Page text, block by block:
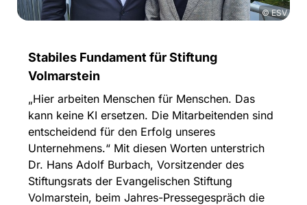
© ESV
Stabiles Fundament für Stiftung
Volmarstein
„Hier arbeiten Menschen für Menschen. Das
kann keine KI ersetzen. Die Mitarbeitenden sind
entscheidend für den Erfolg unseres
Unternehmens.“ Mit diesen Worten unterstrich
Dr. Hans Adolf Burbach, Vorsitzender des
Stiftungsrats der Evangelischen Stiftung
Volmarstein, beim Jahres-Pressegespräch die